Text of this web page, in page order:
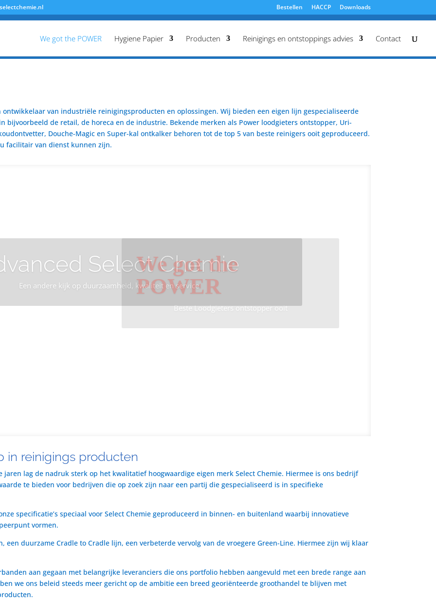
Bestellen HACCP Downloads
We got the POWER Hygiene Papier Producten Reinigings en ontstoppings advies Contact
ontwikkelaar van industriële reinigingsproducten en oplossingen. Wij bieden een eigen lijn gespecialiseerde
bijvoorbeeld de retail, de horeca en de industrie. Bekende merken als Power loodgieters ontstopper, Uri-
Douche-Magic en Super-kal ontkalker behoren tot de top 5 van beste reinigers ooit geproduceerd.
facilitair van dienst kunnen zijn.
Select Chemie
Een andere kijk op duurzaamheid, kwaliteit en service
We got the
POWER
Beste Loodgieters ontstopper ooit
in reinigings producten
jaren lag de nadruk sterk op het kwalitatief hoogwaardige eigen merk Select Chemie. Hiermee is ons bedrijf
te bieden voor bedrijven die op zoek zijn naar een partij die gespecialiseerd is in specifieke
specificatie’s speciaal voor Select Chemie geproduceerd in binnen- en buitenland waarbij innovatieve
vormen.
een duurzame Cradle to Cradle lijn, een verbeterde vervolg van de vroegere Green-Line. Hiermee zijn wij klaar
aan gegaan met belangrijke leveranciers die ons portfolio hebben aangevuld met een brede range aan
we ons beleid steeds meer gericht op de ambitie een breed georiënteerde groothandel te blijven met